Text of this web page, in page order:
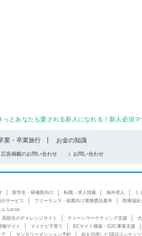
っとあなたも愛される新人になれる！新人必須マ
業・卒業旅行 お金の知識
広告掲載のお問い合わせ お問い合わせ
医学生・研修医向け 転職・求人情報 海外求人 ミ
サービス フリーランス・副業向け業務委託案件
医療福祉
ム Locus
高校生のチャレンジサイト ティーンマーケティング支援
報サイト マイナビ子育て ECサイト構築・D2C事業支援
マンスリーマンション予約 AIを活用したSEOコンテン